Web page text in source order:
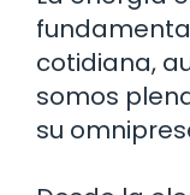
cotidiana,
somos
su